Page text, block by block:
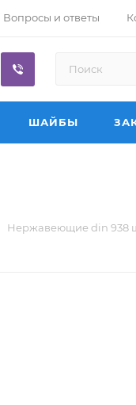
Вопросы и ответы
ШАЙБЫ
Нержавеющие din 938